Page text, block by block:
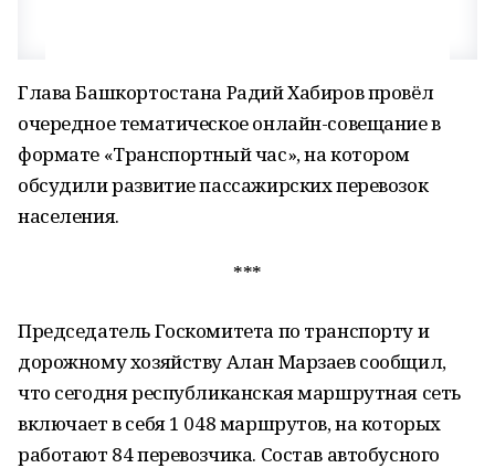
Глава Башкортостана Радий Хабиров провёл
очередное тематическое онлайн-совещание в
формате «Транспортный час», на котором
обсудили развитие пассажирских перевозок
населения.
***
Председатель Госкомитета по транспорту и
дорожному хозяйству Алан Марзаев сообщил,
что сегодня республиканская маршрутная сеть
включает в себя 1 048 маршрутов, на которых
работают 84 перевозчика. Состав автобусного